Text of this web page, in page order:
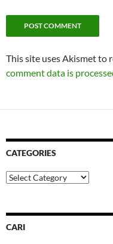
This site uses Akismet to
comment data is
CATEGORIES
Categories
CARI